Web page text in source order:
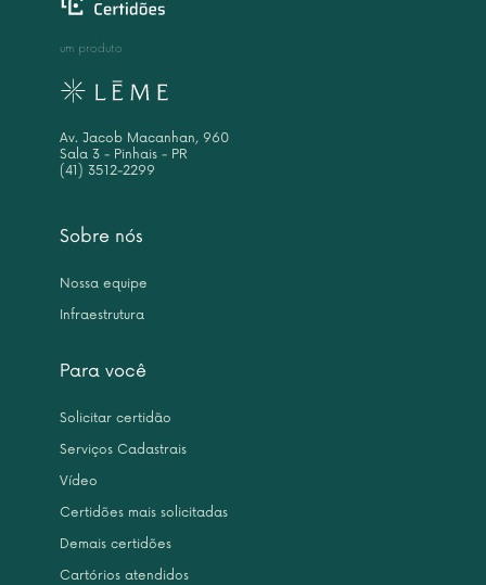
Sobre nós
Nossa equipe
Infraestrutura
Para você
Solicitar certidão
Serviços Cadastrais
Vídeo
Certidões mais solicitadas
Demais certidões
Cartórios atendidos
um produto
Av. Jacob Macanhan, 960
Sala 3 - Pinhais - PR
(41) 3512-2299